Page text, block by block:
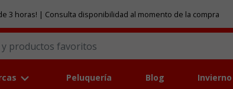
3 horas! | Consulta disponibilidad al momento de la compra
Peluquería Blog Invierno